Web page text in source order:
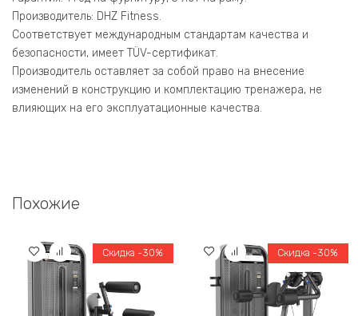
Производитель: DHZ Fitness.
Соответствует международным стандартам качества и
безопасности, имеет TÜV-сертификат.
Производитель оставляет за собой право на внесение
изменений в конструкцию и комплектацию тренажера, не
влияющих на его эксплуатационные качества.
Похожие
Скидка -30% Скидка -30%